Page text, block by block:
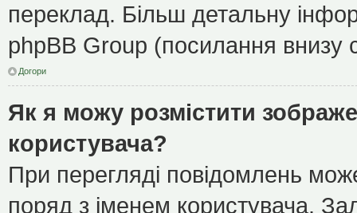
переклад. Більш детальну
phpBB Group (посилання внизу
Догори
Як я можу розмістити
користувача?
При перегляді повідомлень
поряд з іменем користувача.